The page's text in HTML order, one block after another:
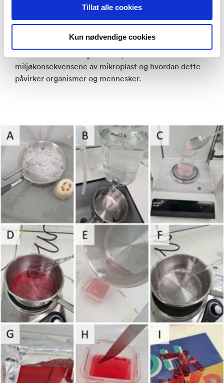
Tillat alle cookies
Kun nødvendige cookies
plast i organer og spiselige vev.
samlet eksperter på mikroplast fra Norge, Europa og
miljøkonsekvensene av mikroplast og hvordan dette
påvirker organismer og mennesker.